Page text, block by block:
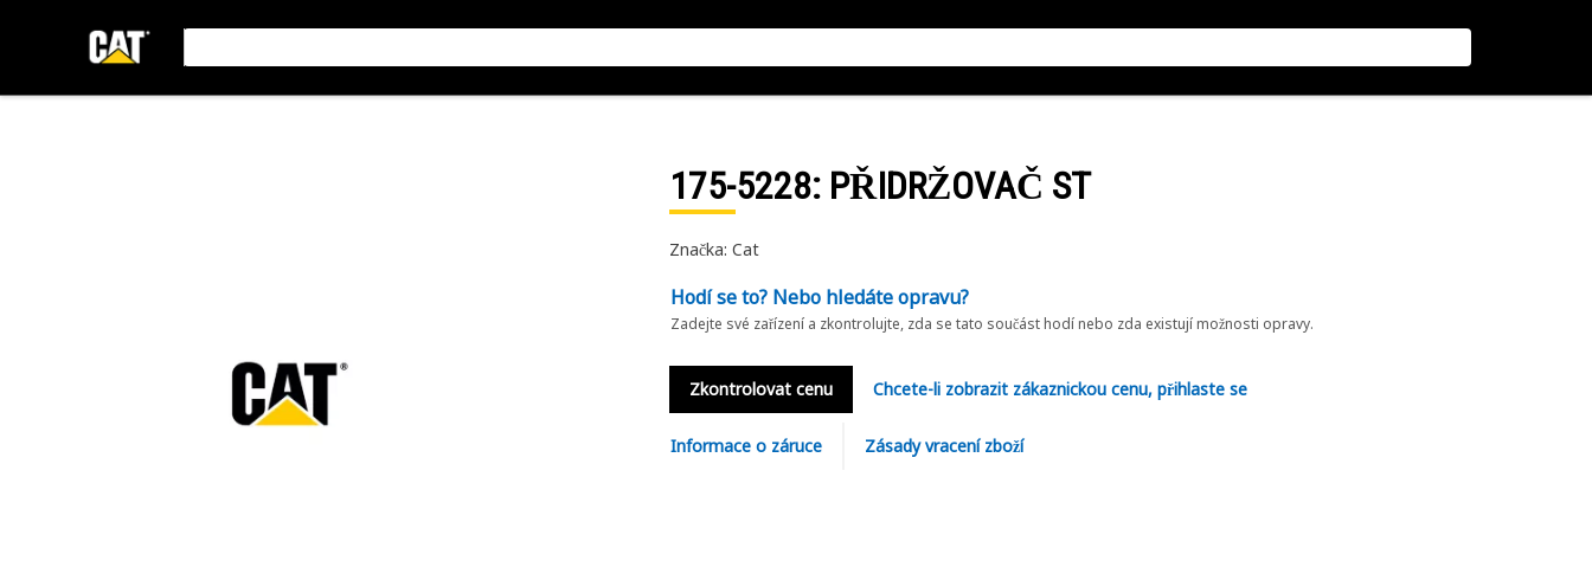
175-5228: PŘIDRŽOVAČ ST
Značka: Cat
Hodí se to? Nebo hledáte opravu?
Zadejte své zařízení a zkontrolujte, zda se tato součást hodí nebo zda existují možnosti opravy.
Zkontrolovat cenu Chcete-li zobrazit zákaznickou cenu, přihlaste se
Informace o záruce Zásady vracení zboží